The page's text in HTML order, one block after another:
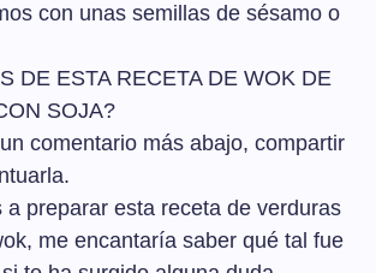
con unas semillas de sésamo o
DE ESTA RECETA DE WOK DE
SOJA?
comentario más abajo, compartir
a preparar esta receta de verduras
me encantaría saber qué tal fue